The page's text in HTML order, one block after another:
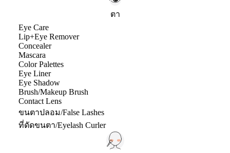
ตา
Eye Care
Lip+Eye Remover
Concealer
Mascara
Color Palettes
Eye Liner
Eye Shadow
Brush/Makeup Brush
Contact Lens
ขนตาปลอม/False Lashes
ที่ดัดขนตา/Eyelash Curler